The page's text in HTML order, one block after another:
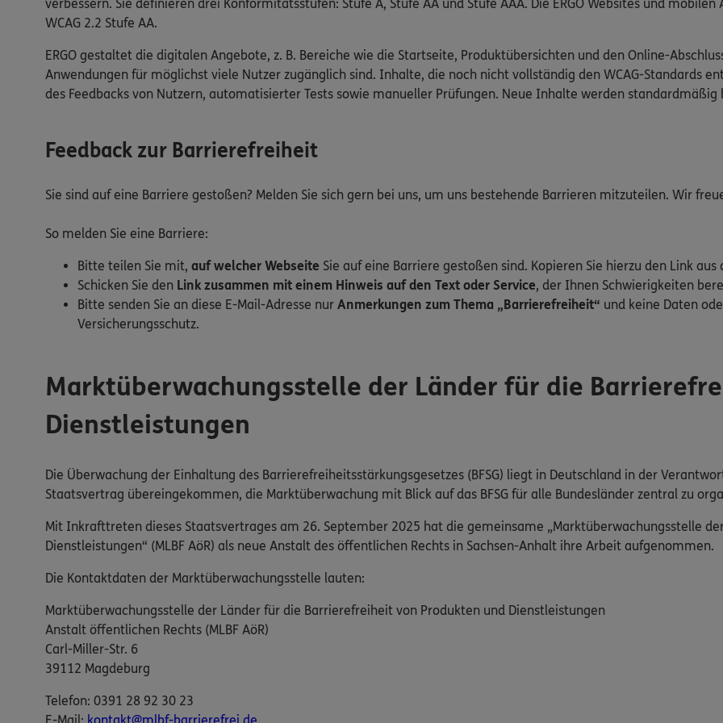
verbessern. Sie definieren drei Konformitätsstufen: Stufe A, Stufe AA und Stufe AAA. Die ERGO Websites und
WCAG 2.2 Stufe AA.
ERGO gestaltet die digitalen Angebote, z. B. Bereiche wie die Startseite, Produktübersichten und den Online-
Anwendungen für möglichst viele Nutzer zugänglich sind. Inhalte, die noch nicht vollständig den WCAG-Standards
des Feedbacks von Nutzern, automatisierter Tests sowie manueller Prüfungen. Neue Inhalte werden
Feedback zur Barrierefreiheit
Sie sind auf eine Barriere gestoßen? Melden Sie sich gern bei uns, um uns bestehende Barrieren mitzuteilen. Wir
So melden Sie eine Barriere:
Bitte teilen Sie mit, auf welcher Webseite Sie auf eine Barriere gestoßen sind. Kopieren Sie hierzu den Link
Schicken Sie den Link zusammen mit einem Hinweis auf den Text oder Service, der Ihnen Schwierigkeiten
Bitte senden Sie an diese E-Mail-Adresse nur Anmerkungen zum Thema „Barrierefreiheit“ und keine Daten
Versicherungsschutz.
Marktüberwachungsstelle der Länder für die
Dienstleistungen
Die Überwachung der Einhaltung des Barrierefreiheitsstärkungsgesetzes (BFSG) liegt in Deutschland in der
Staatsvertrag übereingekommen, die Marktüberwachung mit Blick auf das BFSG für alle Bundesländer zentral zu
Mit Inkrafttreten dieses Staatsvertrages am 26. September 2025 hat die gemeinsame „Marktüberwachungsstelle
Dienstleistungen“ (MLBF AöR) als neue Anstalt des öffentlichen Rechts in Sachsen-Anhalt ihre Arbeit aufgenommen.
Die Kontaktdaten der Marktüberwachungsstelle lauten:
Marktüberwachungsstelle der Länder für die Barrierefreiheit von Produkten und Dienstleistungen
Anstalt öffentlichen Rechts (MLBF AöR)
Carl-Miller-Str. 6
39112 Magdeburg
Telefon: 0391 28 92 30 23